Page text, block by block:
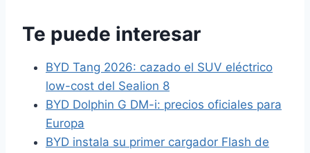
Te puede interesar
BYD Tang 2026: cazado el SUV eléctrico
low-cost del Sealion 8
BYD Dolphin G DM-i: precios oficiales para
Europa
BYD instala su primer cargador Flash de